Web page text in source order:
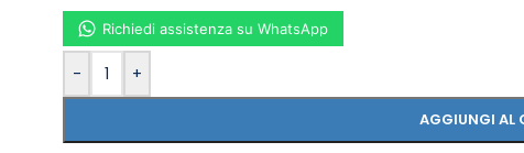
- +
AGGIUNGI AL
Richiedi assistenza su WhatsApp